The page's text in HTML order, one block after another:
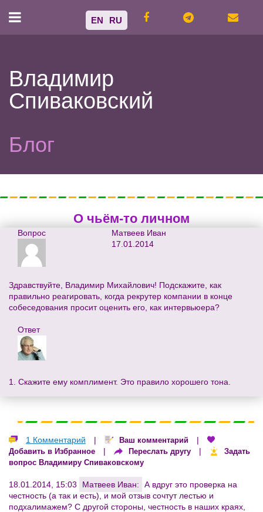
EN RU
Владимир
Спиваковский
Блог
О чьём-то личном
Вопрос
Матвеев Иван
17.01.2014
Здравствуйте, Владимир Михайлович! Подскажите, как
правильно реагировать, когда рекрутер компании в конце
собеседования просит оценить его, как интервьюера?
Ответ
1. Скажите ему комплимент. Это правило хорошего тона.
1 Комментарий | Ваш комментарий |
Добавить в Избранное | Переслать другу |
Задать
вопрос Владимиру Спиваковскому
18.01.2014, 15:03 Матвеев Иван:
А вдруг это проверка на
честность (а так и есть), и мой отзыв сочтут лестью и
подхалимажем? С другой стороны, честность в наших краях,